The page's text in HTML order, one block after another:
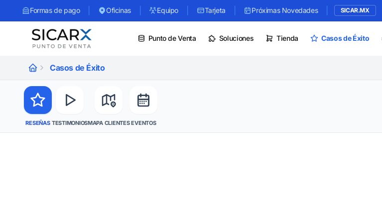
Formas de pago Oficinas Equipo Tarjeta Próximas Novedades SICAR.MX
Punto de Venta Soluciones Tienda Casos de Éxito
Casos de Éxito
RESEÑAS TESTIMONIOSMAPA CLIENTES EVENTOS